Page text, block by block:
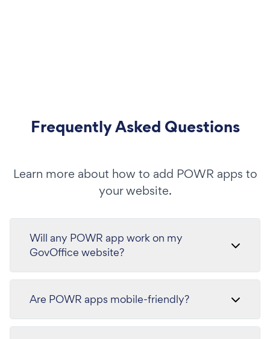
Frequently Asked Questions
Learn more about how to add POWR apps to
your website.
Will any POWR app work on my
GovOffice website?
Are POWR apps mobile-friendly?